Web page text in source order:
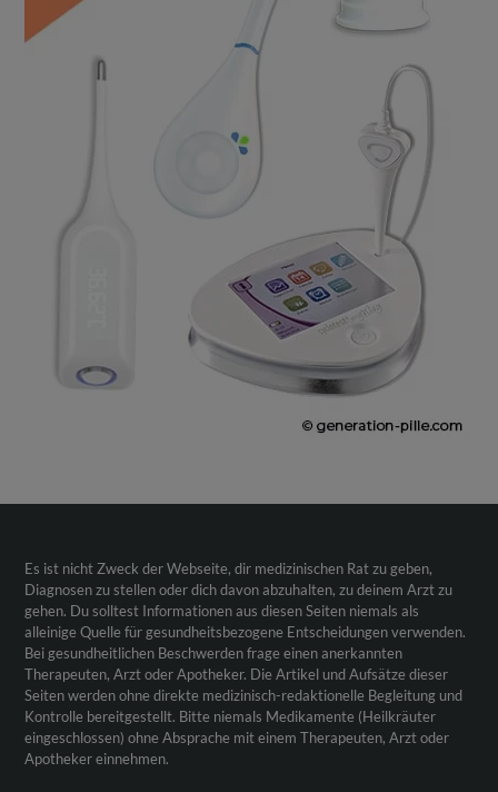
Es ist nicht Zweck der Webseite, dir medizinischen Rat zu geben,
Diagnosen zu stellen oder dich davon abzuhalten, zu deinem Arzt zu
gehen. Du solltest Informationen aus diesen Seiten niemals als
alleinige Quelle für gesundheitsbezogene Entscheidungen verwenden.
Bei gesundheitlichen Beschwerden frage einen anerkannten
Therapeuten, Arzt oder Apotheker. Die Artikel und Aufsätze dieser
Seiten werden ohne direkte medizinisch-redaktionelle Begleitung und
Kontrolle bereitgestellt. Bitte niemals Medikamente (Heilkräuter
eingeschlossen) ohne Absprache mit einem Therapeuten, Arzt oder
Apotheker einnehmen.